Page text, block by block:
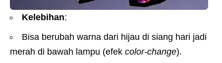
Kelebihan:
Bisa berubah warna dari hijau di siang hari jadi
merah di bawah lampu (efek color-change).